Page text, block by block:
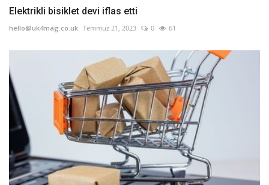
Elektrikli bisiklet devi iflas etti
hello@uk4mag.co.uk Temmuz 21, 2023 0 61